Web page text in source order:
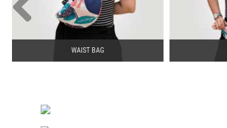
WAIST BAG